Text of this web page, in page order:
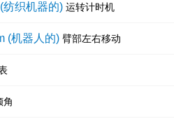
纺织机器的) 运转计时机
(机器人的) 臂部左右移动
角